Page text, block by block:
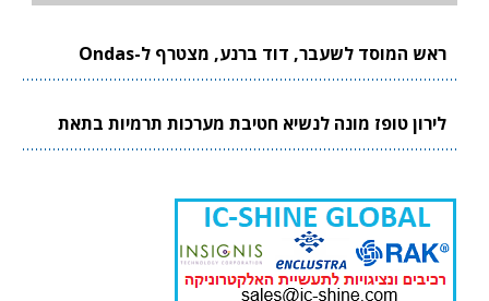
ראש המוסד לשעבר, דוד ברנע, מצטרף ל-Ondas
לירון טופז מונה לנשיא חטיבת מערכות תרמיות בתאת